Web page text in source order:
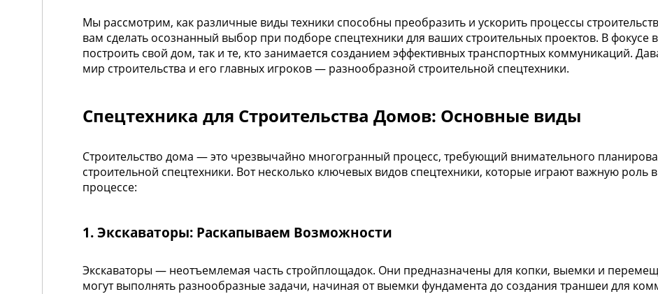
Мы рассмотрим, как различные виды техники способны преобразить и ускорить процессы
вам сделать осознанный выбор при подборе спецтехники для ваших строительных проектов. В фокусе
построить свой дом, так и те, кто занимается созданием эффективных транспортных коммуникаций.
мир строительства и его главных игроков — разнообразной строительной спецтехники.
Спецтехника для Строительства Домов: Основные виды
Строительство дома — это чрезвычайно многогранный процесс, требующий внимательного
строительной спецтехники. Вот несколько ключевых видов спецтехники, которые играют важную роль
процессе:
1. Экскаваторы: Раскапываем Возможности
Экскаваторы — неотъемлемая часть стройплощадок. Они предназначены для копки, выемки и
могут выполнять разнообразные задачи, начиная от выемки фундамента до создания траншеи для